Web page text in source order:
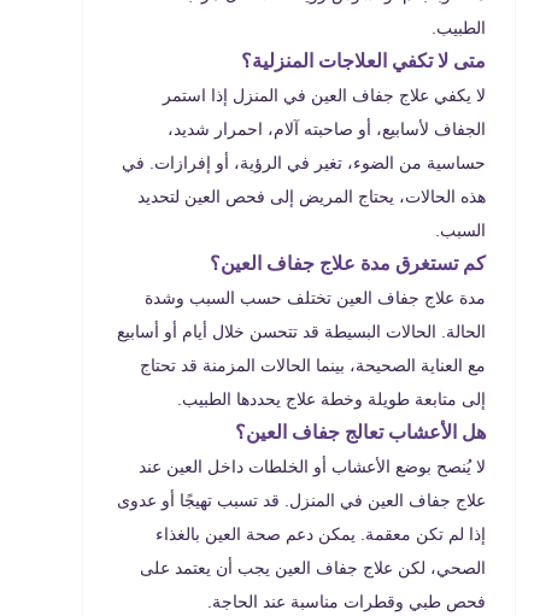
الطبيب.
متى لا تكفي العلاجات المنزلية؟
لا يكفي علاج جفاف العين في المنزل إذا استمر
الجفاف لأسابيع، أو صاحبته آلام، احمرار شديد،
حساسية من الضوء، تغير في الرؤية، أو إفرازات. في
هذه الحالات، يحتاج المريض إلى فحص العين لتحديد
السبب.
كم تستغرق مدة علاج جفاف العين؟
مدة علاج جفاف العين تختلف حسب السبب وشدة
الحالة. الحالات البسيطة قد تتحسن خلال أيام أو أسابيع
مع العناية الصحيحة، بينما الحالات المزمنة قد تحتاج
إلى متابعة طويلة وخطة علاج يحددها الطبيب.
هل الأعشاب تعالج جفاف العين؟
لا يُنصح بوضع الأعشاب أو الخلطات داخل العين عند
علاج جفاف العين في المنزل. قد تسبب تهيجًا أو عدوى
إذا لم تكن معقمة. يمكن دعم صحة العين بالغذاء
الصحي، لكن علاج جفاف العين يجب أن يعتمد على
فحص طبي وقطرات مناسبة عند الحاجة.